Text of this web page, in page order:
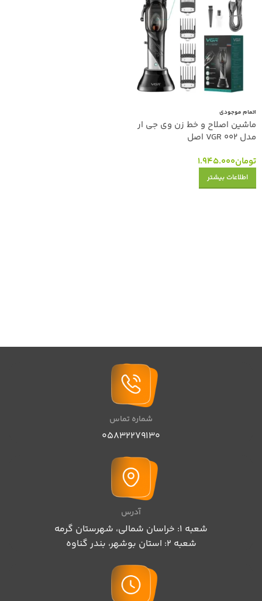
اتمام موجودی
ماشین اصلاح و خط زن وی جی ار
مدل VGR 002 اصل
تومان1.945.000
اطلاعات بیشتر
شماره تماس
05832279130
آدرس
شعبه 1: خراسان شمالی، شهرستان گرمه
شعبه 2: استان بوشهر، بندر گناوه